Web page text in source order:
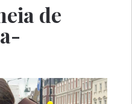
de